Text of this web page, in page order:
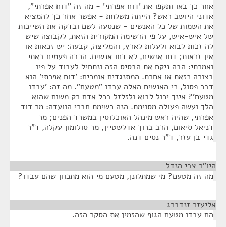
אחר כך באו ותקפו את 'דוח אפרתי' - מה זה "דוח אפרתי",
אדוני היושב ראש? הייתה משלחת - אפשר אחר כך להמציא
את השמות של כל האנשים - שנסעה לשם ובדקה את השייכות
של איש-איש, על פי הרשימה המקורית הזאת, לקבוצה שיש
לה זכות לבוא ולעלות לארץ, והמליצה, קבעה: יש זכאות או
אין זכאות; דחו אנשים, לא דחו אנשים. הרבה פעמים באתי
ואמרתי: הבה ניקח את הבסיס הזה ונתחיל לעבוד על פיו
בצורה כזאת או אחרת. המתנגדים אומרים: 'דוח אפרתי' הוא
דבר פסול, כי האנשים האלה עבדו "מטעם". מה זה: 'עבדו
מטעם'? אינך יכול לבוא ולזלזל בכל אדם רק משום שהוא
הלך ועשה פעולה מסוימת. הנה רשימת חברי הוועדה: מר דוד
אפרתי, שהיה ראש מינהל האוכלוסין במשרד הפנים; מר
דניאל סיאום, הרב ברוך אדלשטיין, מר סולומון עקלה, ד"ר
גדי בן עזר, ד"ר נסים דנה.
היו"ר צבי הנדל
מה זה מטעם? מי שמתלונן, מטעם מי הוא מתכוון שהם עבדו?
אליעזר זנדברג
הם עבדו מטעם הגוף שהזמין את הסקר הזה.